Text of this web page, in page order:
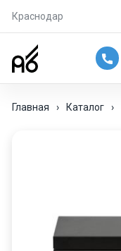
Краснодар
Главная › Каталог ›